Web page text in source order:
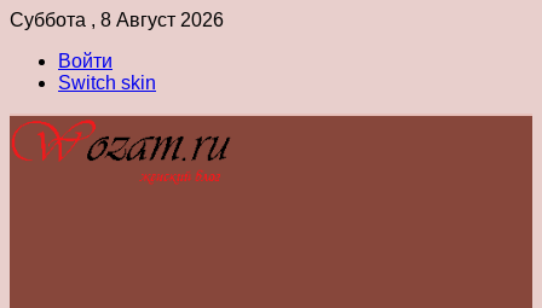
Суббота , 8 Август 2026
Войти
Switch skin